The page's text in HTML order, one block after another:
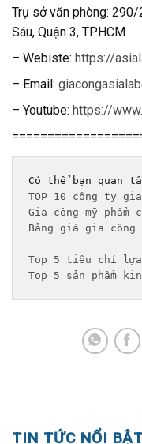
Trụ sở văn phòng: 290/
Sáu, Quận 3, TP.HCM
– Webiste: https://
– Email:
– Youtube: https://
TOP 10 công ty
Gia công mỹ phẩm
Bảng giá gia công
Top 5 tiêu chí
Top 5 sản phẩm
TIN TỨC NỔI